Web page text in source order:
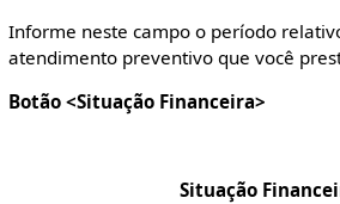
Informe neste campo o período
atendimento preventivo que você
Botão <Situação Financeira>
Situação